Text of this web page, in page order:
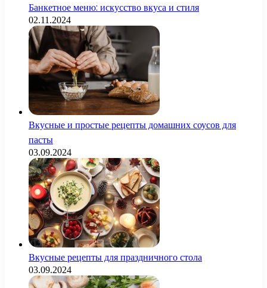
Банкетное меню: искусство вкуса и стиля
02.11.2024
Вкусные и простые рецепты домашних соусов для
пасты
03.09.2024
Вкусные рецепты для праздничного стола
03.09.2024